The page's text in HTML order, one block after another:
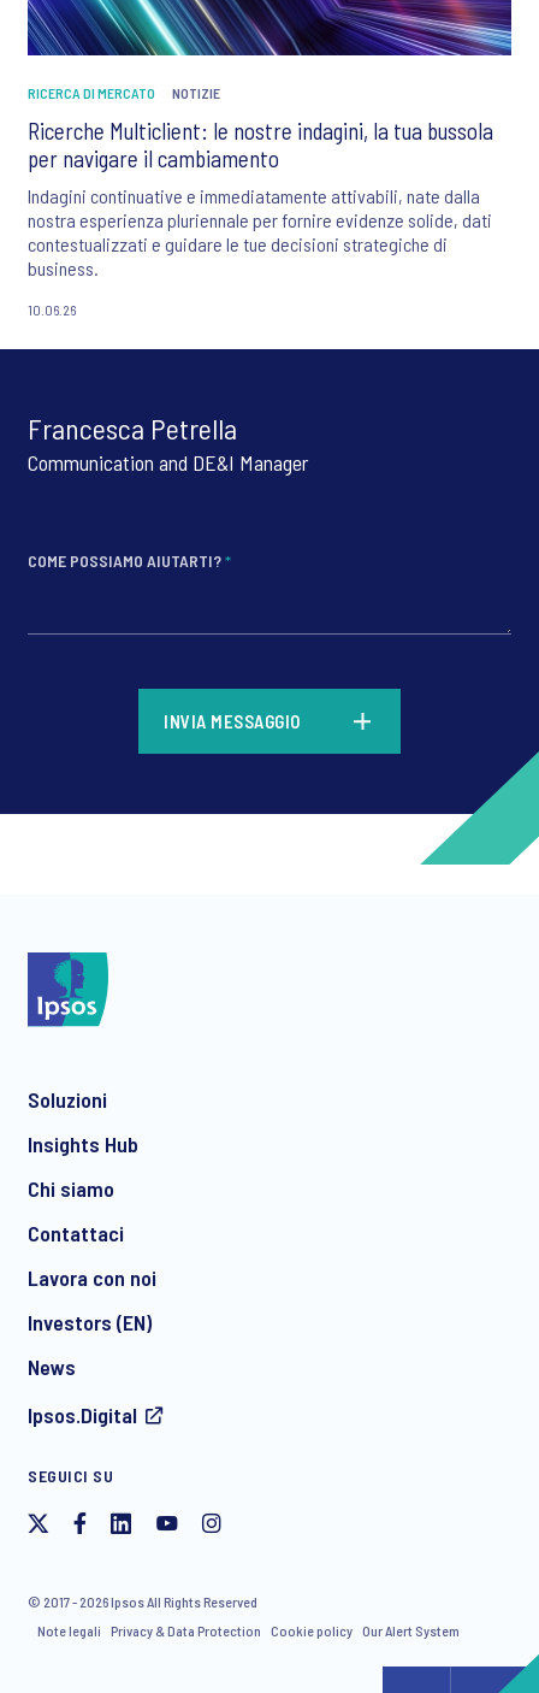
RICERCA DI MERCATO NOTIZIE
Ricerche Multiclient: le nostre indagini, la tua bussola
per navigare il cambiamento
Indagini continuative e immediatamente attivabili, nate dalla
nostra esperienza pluriennale per fornire evidenze solide, dati
contestualizzati e guidare le tue decisioni strategiche di
business.
10.06.26
Francesca Petrella
Communication and DE&I Manager
COME POSSIAMO AIUTARTI?*
marketing via e-mail su prodotti e servizi, inclusi inviti a
ritirare il proprio consenso in qualsiasi momento.
INVIA MESSAGGIO
Soluzioni
Insights Hub
Chi siamo
Contattaci
Lavora con noi
Investors (EN)
News
Ipsos.Digital
SEGUICI SU
© 2017 - 2026 Ipsos All Rights Reserved
Note legali
Privacy & Data Protection Cookie policy Our Alert System